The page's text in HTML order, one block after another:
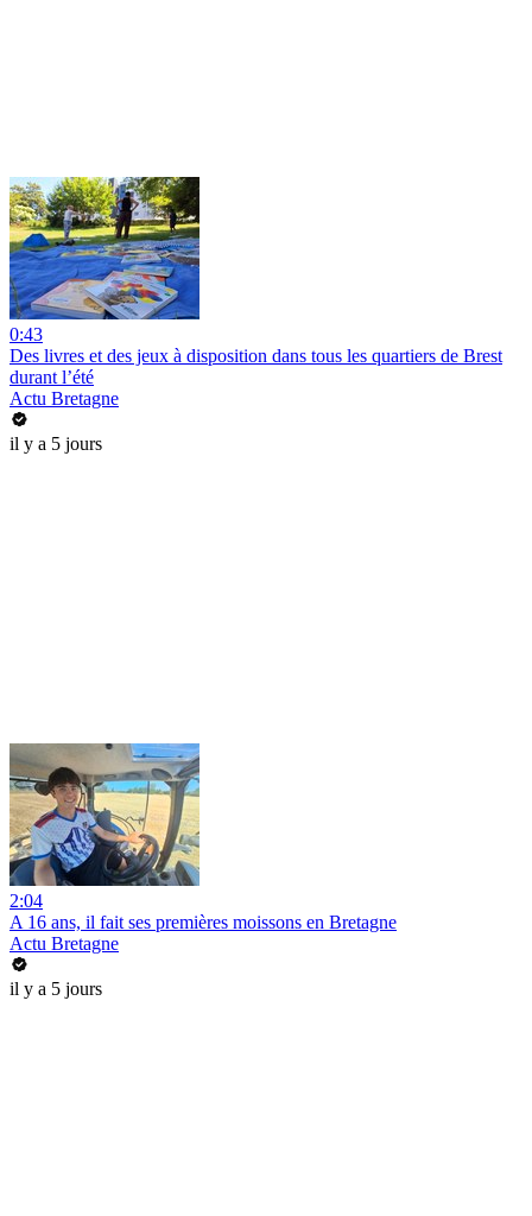
0:43
Des livres et des jeux à disposition dans tous les quartiers de Brest
durant l’été
Actu Bretagne
il y a 5 jours
2:04
A 16 ans, il fait ses premières moissons en Bretagne
Actu Bretagne
il y a 5 jours